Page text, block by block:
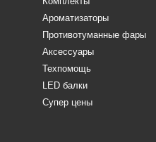
Ароматизаторы
Противотуманные фары
Аксессуары
Техпомощь
LED балки
Супер цены